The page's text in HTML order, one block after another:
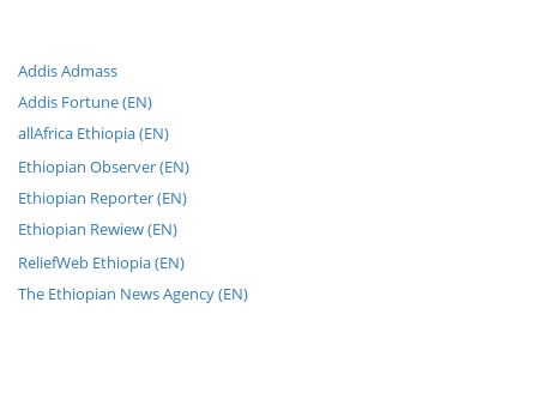
Addis Admass
Addis Fortune (EN)
allAfrica Ethiopia (EN)
Ethiopian Observer (EN)
Ethiopian Reporter (EN)
Ethiopian Rewiew (EN)
ReliefWeb Ethiopia (EN)
The Ethiopian News Agency (EN)